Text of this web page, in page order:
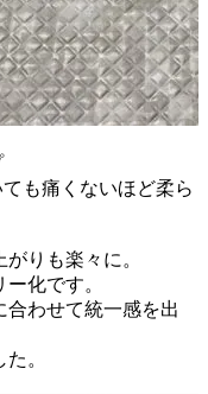
も痛くないほど柔ら
りも楽々に。
化です。
合わせて統一感を出
。